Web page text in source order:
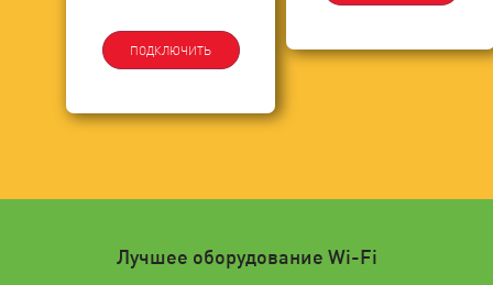
ПОДКЛЮЧИТЬ
Лучшее оборудование Wi-Fi